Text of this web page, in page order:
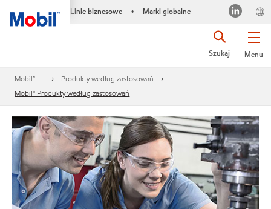
Linie biznesowe • Marki globalne
Menu
Szukaj
Mobil™
Produkty według zastosowań
Mobil™ Produkty według zastosowań